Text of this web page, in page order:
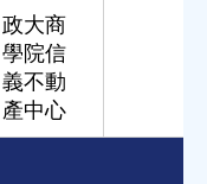
政大商
學院信
義不動
產中心